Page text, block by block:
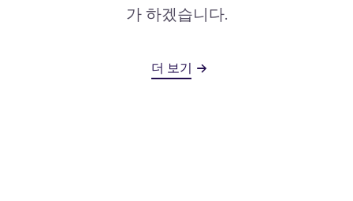
가 하겠습니다.
더 보기